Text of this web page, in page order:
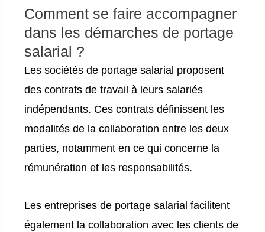
Comment se faire accompagner
dans les démarches de portage
salarial ?
Les sociétés de portage salarial proposent
des contrats de travail à leurs salariés
indépendants. Ces contrats définissent les
modalités de la collaboration entre les deux
parties, notamment en ce qui concerne la
rémunération et les responsabilités.
Les entreprises de portage salarial facilitent
également la collaboration avec les clients de